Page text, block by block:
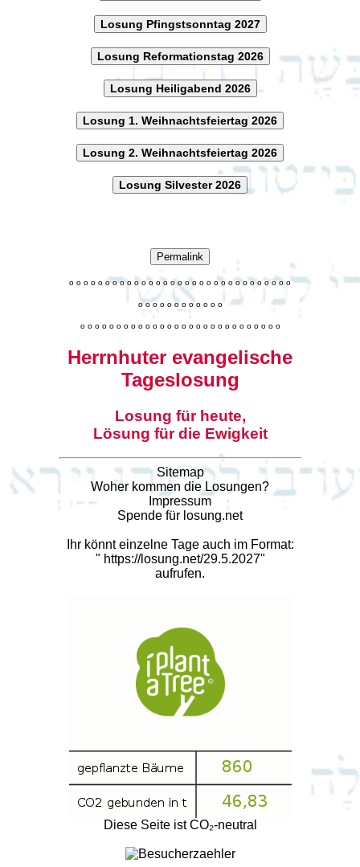
Losung Pfingstsonntag 2027
Losung Reformationstag 2026
Losung Heiligabend 2026
Losung 1. Weihnachtsfeiertag 2026
Losung 2. Weihnachtsfeiertag 2026
Losung Silvester 2026
Permalink
o o o o o o o o o o o o o o o o o o o o o o o o o o o o o o o
o o o o o o o o o o o o
o o o o o o o o o o o o o o o o o o o o o o o o o o o o
Herrnhuter evangelische
Tageslosung
Losung für heute,
Lösung für die Ewigkeit
Sitemap
Woher kommen die Losungen?
Impressum
Spende für losung.net
Ihr könnt einzelne Tage auch im Format:
" https://losung.net/29.5.2027"
aufrufen.
Diese Seite ist CO₂-neutral